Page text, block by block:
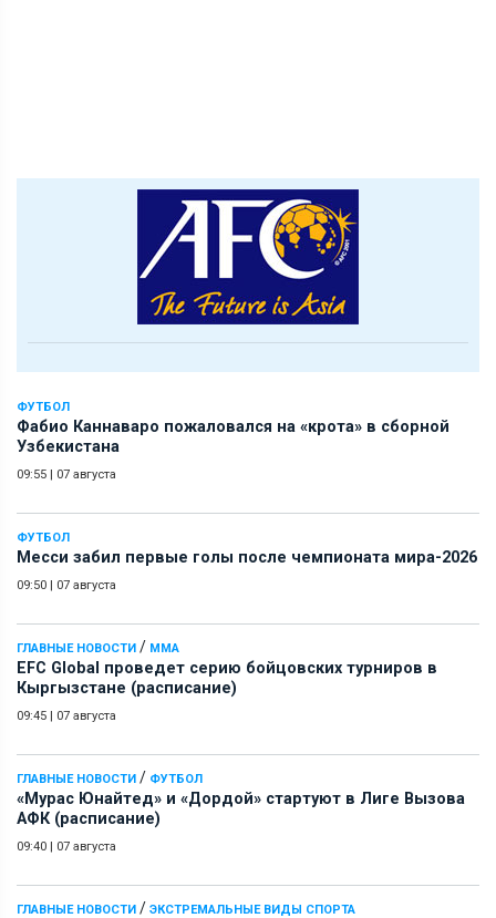
ФУТБОЛ
Фабио Каннаваро пожаловался на «крота» в сборной
Узбекистана
09:55 | 07 августа
ФУТБОЛ
Месси забил первые голы после чемпионата мира-2026
09:50 | 07 августа
ГЛАВНЫЕ НОВОСТИ / ММА
EFC Global проведет серию бойцовских турниров в
Кыргызстане (расписание)
09:45 | 07 августа
ГЛАВНЫЕ НОВОСТИ / ФУТБОЛ
«Мурас Юнайтед» и «Дордой» стартуют в Лиге Вызова
АФК (расписание)
09:40 | 07 августа
ГЛАВНЫЕ НОВОСТИ / ЭКСТРЕМАЛЬНЫЕ ВИДЫ СПОРТА